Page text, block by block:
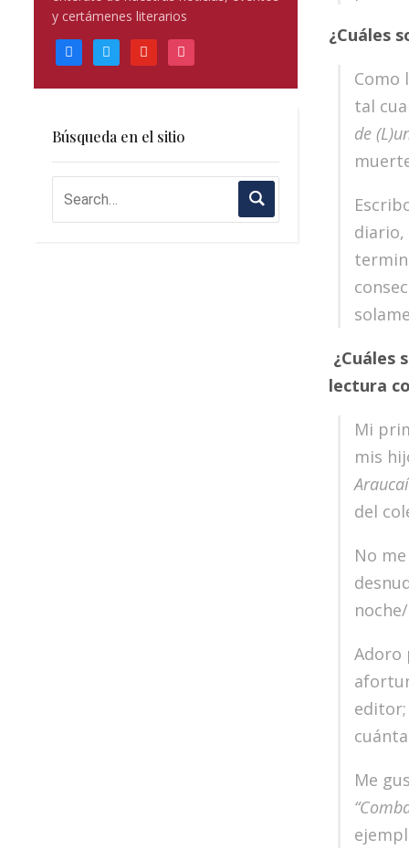
y certámenes literarios
facebooktwitter youtube instagram
Búsqueda en el sitio
¿Cuáles
Como
tal
de
diario,
¿Cuáles
lectura
Mi
mis
del
No
Adoro
editor;
Me